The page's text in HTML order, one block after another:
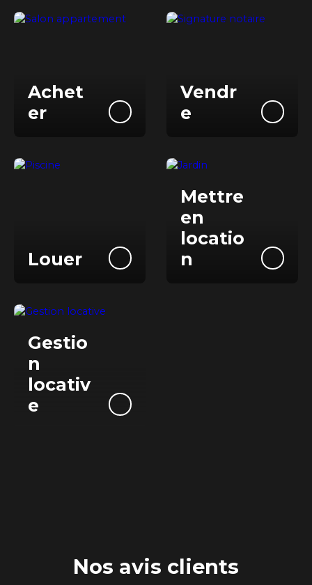
Achet
er
Vendr
e
Louer
Mettre
en
locatio
n
Gestio
n
locativ
e
Nos avis clients